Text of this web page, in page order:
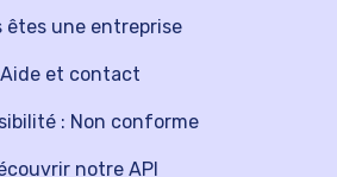
êtes une entreprise
notre API
Aide et contact
: Non conforme